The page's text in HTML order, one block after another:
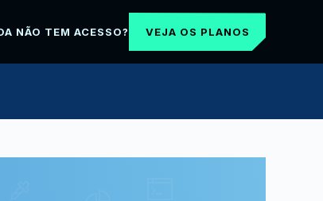
NÃO TEM ACESSO? VEJA OS PLANOS